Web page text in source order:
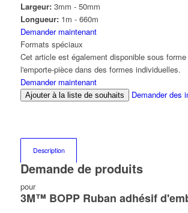
Largeur:3mm - 50mm
Longueur:1m - 660m
Demander maintenant
Formats spéciaux
Cet article est également disponible sous
l'emporte-pièce dans des formes individuelles.
Demander maintenant
Ajouter à la liste de souhaits Demander des
Description
Demande de produits
pour
3M™ BOPP Ruban adhésif